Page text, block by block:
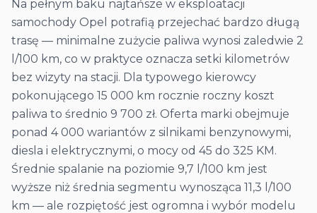
Na pełnym baku najtańsze w eksploatacji
samochody Opel potrafią przejechać bardzo długą
trasę — minimalne zużycie paliwa wynosi zaledwie 2
l/100 km, co w praktyce oznacza setki kilometrów
bez wizyty na stacji. Dla typowego kierowcy
pokonującego 15 000 km rocznie roczny koszt
paliwa to średnio 9 700 zł. Oferta marki obejmuje
ponad 4 000 wariantów z silnikami benzynowymi,
diesla i elektrycznymi, o mocy od 45 do 325 KM.
Średnie spalanie na poziomie 9,7 l/100 km jest
wyższe niż średnia segmentu wynosząca 11,3 l/100
km — ale rozpiętość jest ogromna i wybór modelu